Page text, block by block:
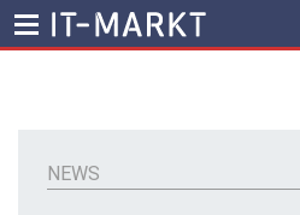
NEWS